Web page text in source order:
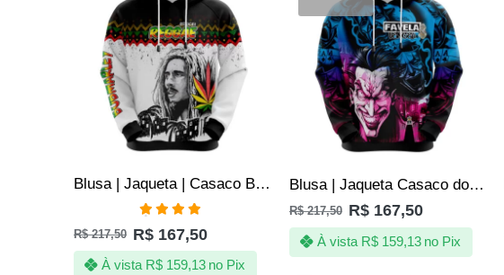
Blusa | Jaqueta | Casaco Bob Marley Reggae Rastafari Jamaica
Avaliação
4.75de 5
R$217,50 R$ 167,50
À vista R$159,13 no Pix
VENDIDOS
Blusa | Jaqueta Casaco do Coringa – Com Capuz – D’Quebrada
R$217,50 R$ 167,50
À vista R$159,13 no Pix